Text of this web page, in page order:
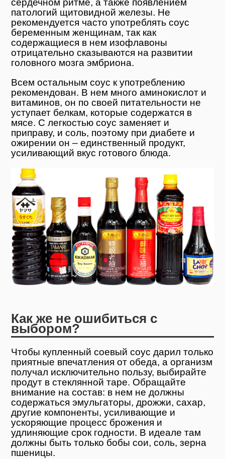
сердечном ритме, а также появлением
патологий щитовидной железы. Не
рекомендуется часто употреблять соус
беременным женщинам, так как
содержащиеся в нем изофлавоны
отрицательно сказываются на развитии
головного мозга эмбриона.
Всем остальным соус к употреблению
рекомендован. В нем много аминокислот и
витаминов, он по своей питательности не
уступает белкам, которые содержатся в
мясе. С легкостью соус заменяет и
приправу, и соль, поэтому при диабете и
ожирении он – единственный продукт,
усиливающий вкус готового блюда.
Как же не ошибиться с
выбором?
Чтобы купленный соевый соус дарил только
приятные впечатления от обеда, а организм
получал исключительно пользу, выбирайте
продут в стеклянной таре. Обращайте
внимание на состав: в нем не должны
содержаться эмульгаторы, дрожжи, сахар,
другие компоненты, усиливающие и
ускоряющие процесс брожения и
удлиняющие срок годности. В идеале там
должны быть только бобы сои, соль, зерна
пшеницы.